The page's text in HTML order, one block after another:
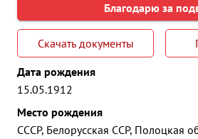
Благодарю за
Скачать документы
Дата рождения
15.05.1912
Место рождения
СССР, Белорусская ССР, Полоцкая